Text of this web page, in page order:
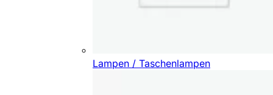
Lampen / Taschenlampen